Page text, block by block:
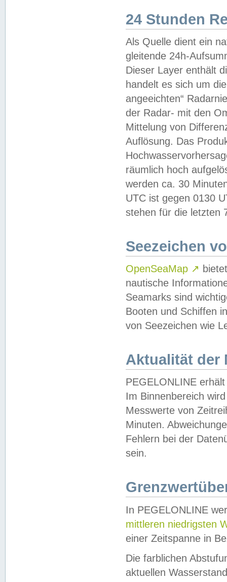
24 Stunden
Als Quelle dient ein
gleitende 24h-
Dieser Layer enthält
handelt es sich um
angeeichten“
der Radar- mit den
Mittelung von
Auflösung. Das
räumlich hoch
werden ca. 30
UTC ist gegen 0130
stehen für die letzten
Seezeichen
OpenSeaMap ↗
nautische
Seamarks sind
Booten und Schiffen
von Seezeichen wie
Aktualität der
PEGELONLINE
Im Binnenbereich
Messwerte von
Minuten.
Fehlern bei der
sein.
In PEGELONLINE
mittleren niedrigsten
einer Zeitspanne in
Die farblichen
aktuellen